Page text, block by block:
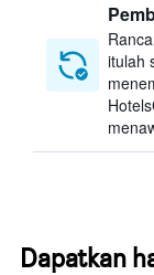
itulah
Dapatkan